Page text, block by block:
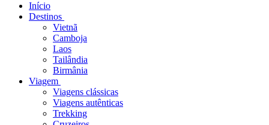
Início
Destinos
Vietnã
Camboja
Laos
Tailândia
Birmânia
Viagem
Viagens clássicas
Viagens autênticas
Trekking